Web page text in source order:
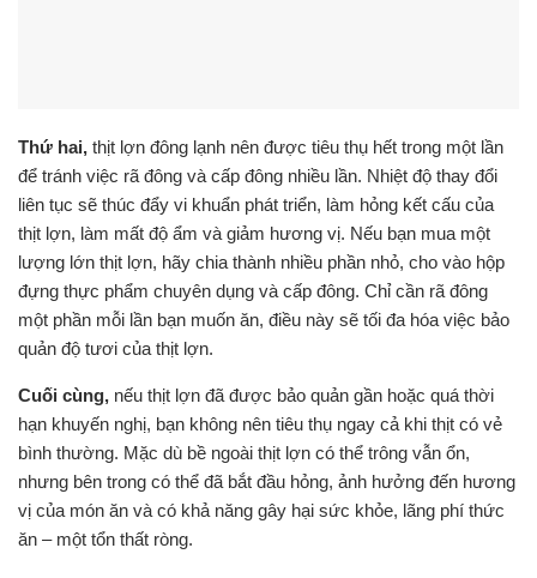
Thứ hai, thịt lợn đông lạnh nên được tiêu thụ hết trong một lần
để tránh việc rã đông và cấp đông nhiều lần. Nhiệt độ thay đổi
liên tục sẽ thúc đẩy vi khuẩn phát triển, làm hỏng kết cấu của
thịt lợn, làm mất độ ẩm và giảm hương vị. Nếu bạn mua một
lượng lớn thịt lợn, hãy chia thành nhiều phần nhỏ, cho vào hộp
đựng thực phẩm chuyên dụng và cấp đông. Chỉ cần rã đông
một phần mỗi lần bạn muốn ăn, điều này sẽ tối đa hóa việc bảo
quản độ tươi của thịt lợn.
Cuối cùng, nếu thịt lợn đã được bảo quản gần hoặc quá thời
hạn khuyến nghị, bạn không nên tiêu thụ ngay cả khi thịt có vẻ
bình thường. Mặc dù bề ngoài thịt lợn có thể trông vẫn ổn,
nhưng bên trong có thể đã bắt đầu hỏng, ảnh hưởng đến hương
vị của món ăn và có khả năng gây hại sức khỏe, lãng phí thức
ăn – một tổn thất ròng.